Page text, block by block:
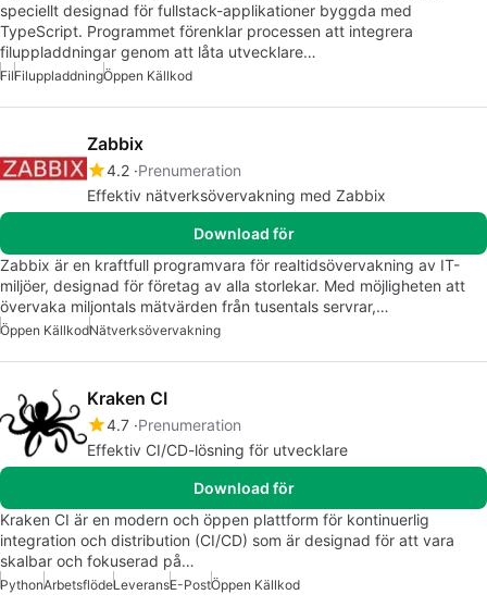
speciellt designad för fullstack-applikationer byggda med
TypeScript. Programmet förenklar processen att integrera
filuppladdningar genom att låta utvecklare…
FilFiluppladdningÖppen Källkod
Zabbix
4.2 Prenumeration
Effektiv nätverksövervakning med Zabbix
Download för
Zabbix är en kraftfull programvara för realtidsövervakning av IT-
miljöer, designad för företag av alla storlekar. Med möjligheten att
övervaka miljontals mätvärden från tusentals servrar,…
Öppen KällkodNätverksövervakning
Kraken CI
4.7 Prenumeration
Effektiv CI/CD-lösning för utvecklare
Download för
Kraken CI är en modern och öppen plattform för kontinuerlig
integration och distribution (CI/CD) som är designad för att vara
skalbar och fokuserad på…
PythonArbetsflödeLeveransE-PostÖppen Källkod